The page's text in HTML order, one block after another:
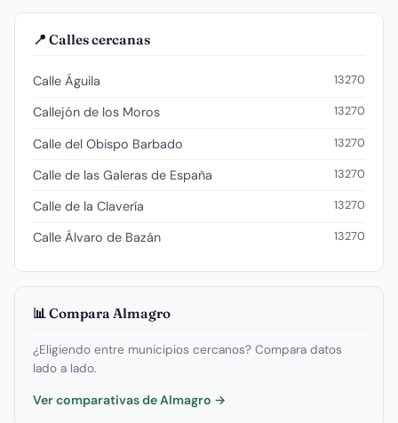
📍 Calles cercanas
Calle Águila 13270
Callejón de los Moros 13270
Calle del Obispo Barbado 13270
Calle de las Galeras de España 13270
Calle de la Clavería 13270
Calle Álvaro de Bazán 13270
📊 Compara Almagro
¿Eligiendo entre municipios cercanos? Compara datos
lado a lado.
Ver comparativas de Almagro →